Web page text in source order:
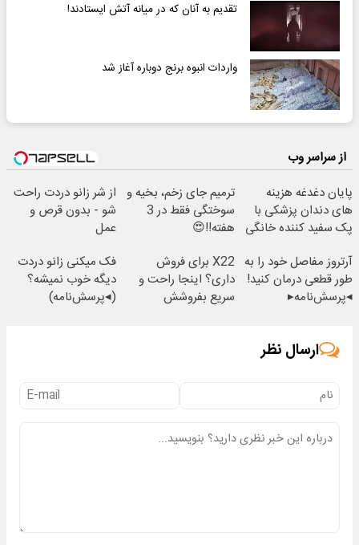
تقدیم به آنان که در میانه آتش ایستادند!
واردات انبوه برنج دوباره آغاز شد
از سراسر وب
پایان دغدغه هزینه
های دندان پزشکی با
پک سفید کننده خانگی
ترمیم جای زخم، بخیه و
سوختگی فقط در 3
هفته!!😍
از شر زانو دردت راحت
شو - بدون قرص و
عمل
آرتروز مفاصل خود را به
طور قطعی درمان کنید!
◂پرسش‌نامه▸
X22 برای فروش
داری؟ اینجا راحت و
سریع بفروشش
فک میکنی زانو دردت
دیگه خوب نمیشه؟
(◂پرسش‌نامه)
ارسال نظر